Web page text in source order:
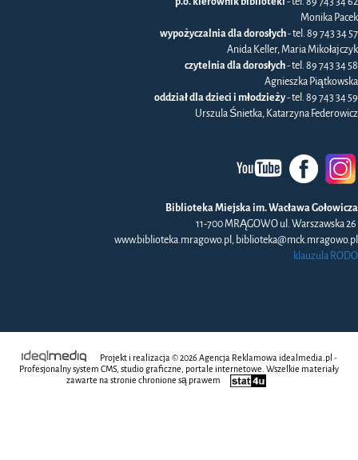
Monika Pacek
wypożyczalnia dla dorosłych- tel. 89 743 34 57
Anida Keller, Maria Mikołajczyk
czytelnia dla dorosłych- tel. 89 743 34 58
Agnieszka Piątkowska
oddział dla dzieci i młodzieży- tel. 89 743 34 59
Urszula Śnietka, Katarzyna Federowicz
Biblioteka Miejska im. Wacława Gołowicza
11-700 MRĄGOWO ul. Warszawska 26
www.biblioteka.mragowo.pl, biblioteka@mck.mragowo.pl
klauzula RODO
Projekt i realizacja © 2026 Agencja Reklamowa idealmedia.pl -
Profesjonalny system CMS, studio graficzne, portale internetowe. Wszelkie materiały
zawarte na stronie chronione są prawem